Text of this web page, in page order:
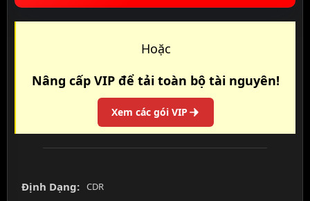
Hoặc
Nâng cấp VIP để tải toàn bộ tài nguyên!
Xem các gói VIP
Định Dạng: CDR